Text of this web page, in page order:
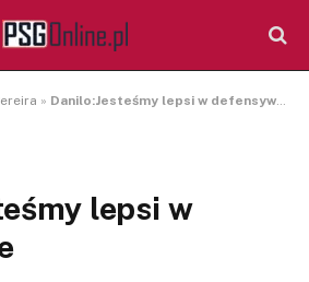
» Danilo:Jesteśmy lepsi w defensywie
lepsi w